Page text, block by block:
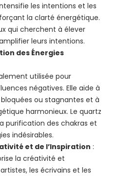
les intentions et les
la clarté énergétique.
qui cherchent à élever
leurs intentions.
des Énergies
utilisée pour
négatives. Elle aide à
ou stagnantes et à
harmonieux. Le quartz
purification des chakras et
indésirables.
et de l’Inspiration :
la créativité et
les écrivains et les